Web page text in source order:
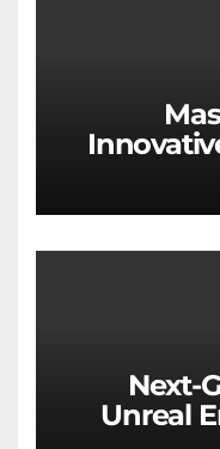
Next-
Unreal